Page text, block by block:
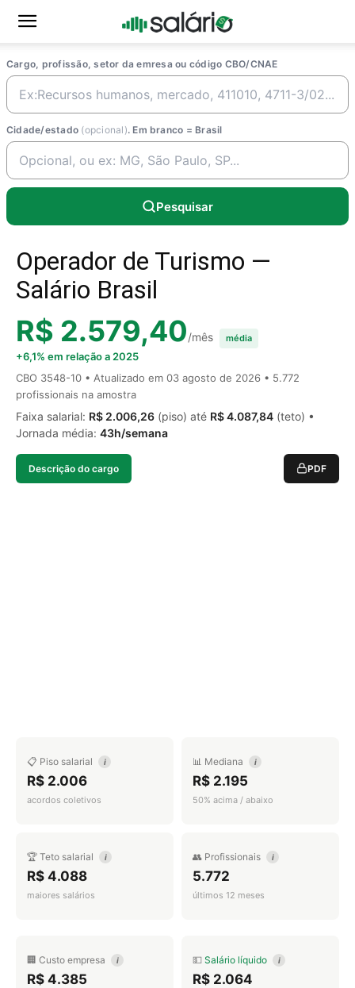
Cargo, profissão, setor da emresa ou código CBO/CNAE
Cidade/estado (opcional). Em branco = Brasil
Pesquisar
Operador de Turismo —
Salário Brasil
R$ 2.579,40/mês média
+6,1% em relação a 2025
CBO 3548-10 • Atualizado em 03 agosto de 2026 • 5.772
profissionais na amostra
Faixa salarial: R$ 2.006,26 (piso) até R$ 4.087,84 (teto) •
Jornada média: 43h/semana
Descrição do cargo PDF
📋 Piso salarial i
R$ 2.006
acordos coletivos
📊 Mediana i
R$ 2.195
50% acima / abaixo
🏆 Teto salarial i
R$ 4.088
maiores salários
👥 Profissionais i
5.772
últimos 12 meses
🏢 Custo empresa i
R$ 4.385
💵 Salário líquido i
R$ 2.064